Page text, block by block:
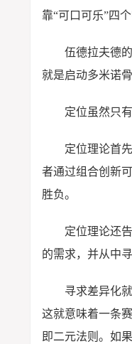
靠“可口可乐”四
伍德拉夫德
就是启动多米诺
定位虽然只
定位理论首
者通过组合创新
胜负。
定位理论还
的需求，并从中
寻求差异化
这就意味着一条
即二元法则。如